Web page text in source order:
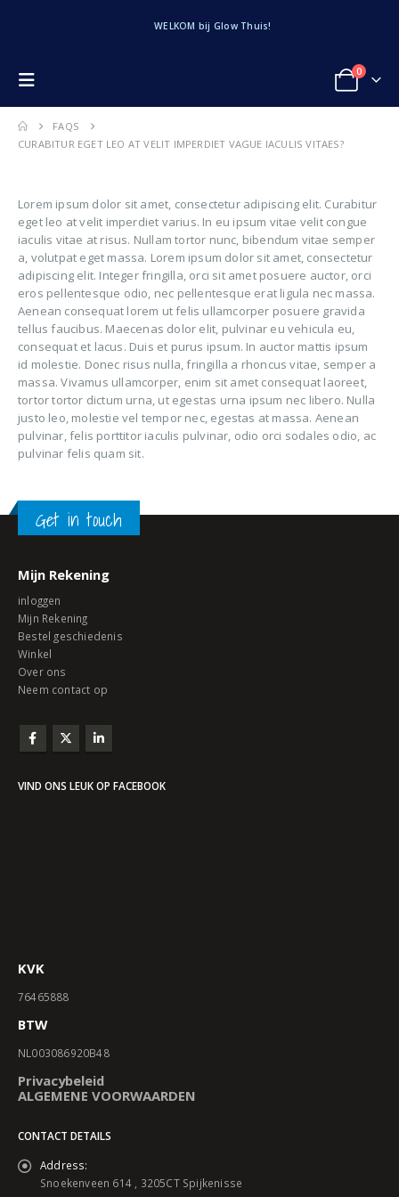
WELKOM bij Glow Thuis!
0
FAQS
CURABITUR EGET LEO AT VELIT IMPERDIET VAGUE IACULIS VITAES?
Lorem ipsum dolor sit amet, consectetur adipiscing elit. Curabitur
eget leo at velit imperdiet varius. In eu ipsum vitae velit congue
iaculis vitae at risus. Nullam tortor nunc, bibendum vitae semper
a, volutpat eget massa. Lorem ipsum dolor sit amet, consectetur
adipiscing elit. Integer fringilla, orci sit amet posuere auctor, orci
eros pellentesque odio, nec pellentesque erat ligula nec massa.
Aenean consequat lorem ut felis ullamcorper posuere gravida
tellus faucibus. Maecenas dolor elit, pulvinar eu vehicula eu,
consequat et lacus. Duis et purus ipsum. In auctor mattis ipsum
id molestie. Donec risus nulla, fringilla a rhoncus vitae, semper a
massa. Vivamus ullamcorper, enim sit amet consequat laoreet,
tortor tortor dictum urna, ut egestas urna ipsum nec libero. Nulla
justo leo, molestie vel tempor nec, egestas at massa. Aenean
pulvinar, felis porttitor iaculis pulvinar, odio orci sodales odio, ac
pulvinar felis quam sit.
Get in touch
Mijn Rekening
inloggen
Mijn Rekening
Bestel geschiedenis
Winkel
Over ons
Neem contact op
VIND ONS LEUK OP FACEBOOK
KVK
76465888
BTW
NL003086920B48
Privacybeleid
ALGEMENE VOORWAARDEN
CONTACT DETAILS
Address:
Snoekenveen 614 , 3205CT Spijkenisse